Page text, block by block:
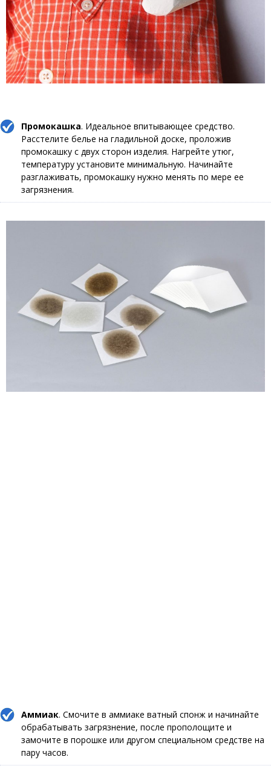
Промокашка. Идеальное впитывающее средство.
Расстелите белье на гладильной доске, проложив
промокашку с двух сторон изделия. Нагрейте утюг,
температуру установите минимальную. Начинайте
разглаживать, промокашку нужно менять по мере ее
загрязнения.
Аммиак. Смочите в аммиаке ватный спонж и начинайте
обрабатывать загрязнение, после прополощите и
замочите в порошке или другом специальном средстве на
пару часов.